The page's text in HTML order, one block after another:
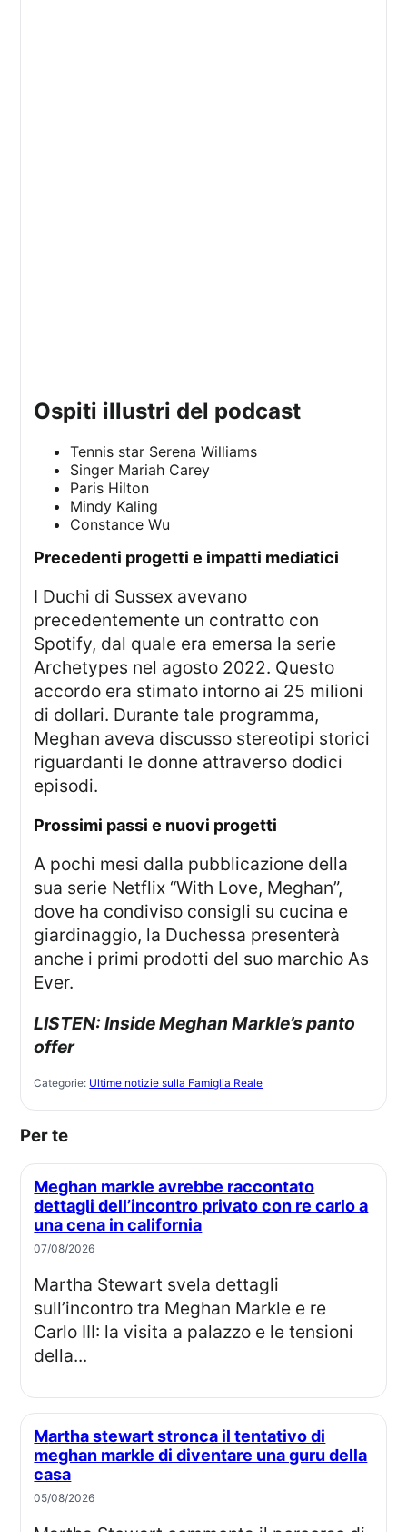
ospiti illustri del podcast
Tennis star Serena Williams
Singer Mariah Carey
Paris Hilton
Mindy Kaling
Constance Wu
precedenti progetti e impatti mediatici
I Duchi di Sussex avevano
precedentemente un contratto con
Spotify, dal quale era emersa la serie
Archetypes nel agosto 2022. Questo
accordo era stimato intorno ai 25 milioni
di dollari. Durante tale programma,
Meghan aveva discusso stereotipi storici
riguardanti le donne attraverso dodici
episodi.
prossimi passi e nuovi progetti
A pochi mesi dalla pubblicazione della
sua serie Netflix “With Love, Meghan”,
dove ha condiviso consigli su cucina e
giardinaggio, la Duchessa presenterà
anche i primi prodotti del suo marchio As
Ever.
LISTEN: Inside Meghan Markle’s panto
offer
Categorie: Ultime notizie sulla Famiglia Reale
Per te
Meghan markle avrebbe raccontato
dettagli dell’incontro privato con re carlo a
una cena in california
07/08/2026
Martha Stewart svela dettagli
sull’incontro tra Meghan Markle e re
Carlo III: la visita a palazzo e le tensioni
della...
Martha stewart stronca il tentativo di
meghan markle di diventare una guru della
casa
05/08/2026